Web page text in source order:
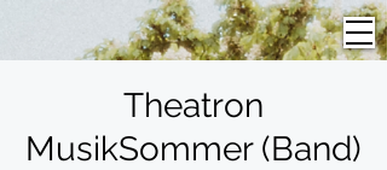
Theatron
MusikSommer (Band)